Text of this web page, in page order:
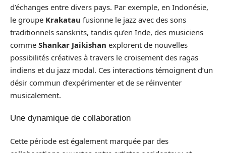
d’échanges entre divers pays. Par exemple, en Indonésie,
le groupe Krakatau fusionne le jazz avec des sons
traditionnels sanskrits, tandis qu’en Inde, des musiciens
comme Shankar Jaikishan explorent de nouvelles
possibilités créatives à travers le croisement des ragas
indiens et du jazz modal. Ces interactions témoignent d’un
désir commun d’expérimenter et de se réinventer
musicalement.
Une dynamique de collaboration
Cette période est également marquée par des